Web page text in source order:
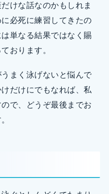
けな話なのかもしれま
必死に練習してきたの
単なる結果ではなく賜
おります。
まく泳げないと悩んで
だけにでもなれば、私
で、どうぞ最後までお